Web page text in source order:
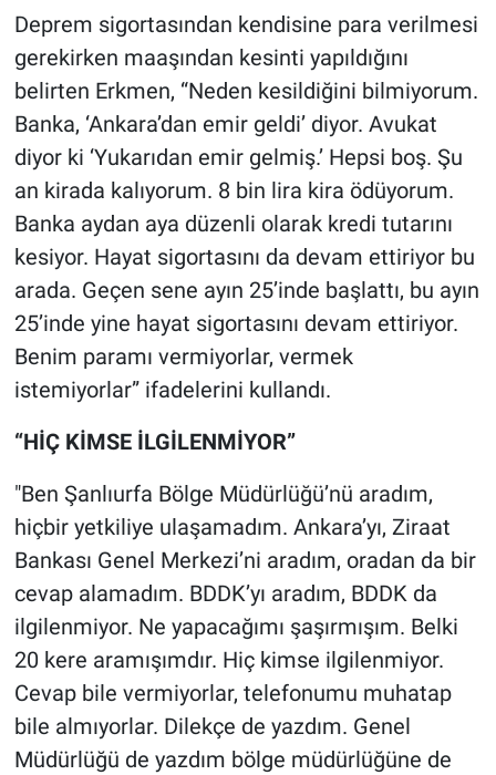
Deprem sigortasından kendisine para verilmesi
gerekirken maaşından kesinti yapıldığını
belirten Erkmen, “Neden kesildiğini bilmiyorum.
Banka, ‘Ankara’dan emir geldi’ diyor. Avukat
diyor ki ‘Yukarıdan emir gelmiş.’ Hepsi boş. Şu
an kirada kalıyorum. 8 bin lira kira ödüyorum.
Banka aydan aya düzenli olarak kredi tutarını
kesiyor. Hayat sigortasını da devam ettiriyor bu
arada. Geçen sene ayın 25’inde başlattı, bu ayın
25’inde yine hayat sigortasını devam ettiriyor.
Benim paramı vermiyorlar, vermek
istemiyorlar” ifadelerini kullandı.
“HİÇ KİMSE İLGİLENMİYOR”
"Ben Şanlıurfa Bölge Müdürlüğü’nü aradım,
hiçbir yetkiliye ulaşamadım. Ankara’yı, Ziraat
Bankası Genel Merkezi’ni aradım, oradan da bir
cevap alamadım. BDDK’yı aradım, BDDK da
ilgilenmiyor. Ne yapacağımı şaşırmışım. Belki
20 kere aramışımdır. Hiç kimse ilgilenmiyor.
Cevap bile vermiyorlar, telefonumu muhatap
bile almıyorlar. Dilekçe de yazdım. Genel
Müdürlüğü de yazdım bölge müdürlüğüne de